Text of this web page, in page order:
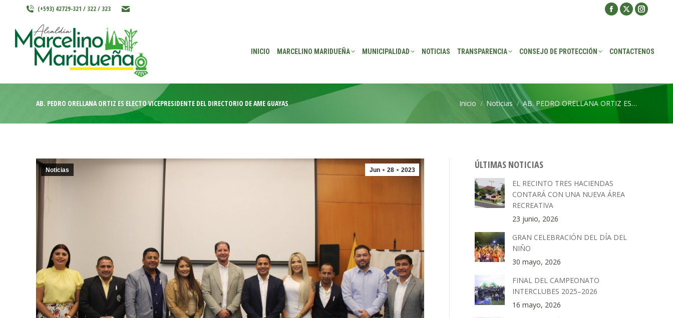
(+593) 42729-321 / 322 / 323
Facebook
in
X
in
in
INICIO MARCELINO MARIDUEÑA MUNICIPALIDAD NOTICIAS TRANSPARENCIA CONSEJO DE PROTECCIÓN CONTACTENOS
AB. PEDRO ORELLANA ORTIZ ES ELECTO VICEPRESIDENTE DEL DIRECTORIO DE AME GUAYAS Estás aquí:
Inicio Noticias AB. PEDRO ORELLANA ORTIZ ES…
Jun 28 2023
Noticias ÚLTIMAS NOTICIAS
EL RECINTO TRES HACIENDAS
CONTARÁ CON UNA NUEVA ÁREA
RECREATIVA
23 junio, 2026
GRAN CELEBRACIÓN DEL DÍA DEL
NIÑO
30 mayo, 2026
FINAL DEL CAMPEONATO
INTERCLUBES 2025–2026
16 mayo, 2026